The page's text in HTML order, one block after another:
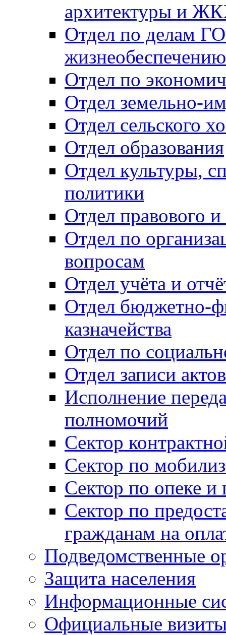
архитектуры и
Отдел по делам
Отдел по
Отдел земельно-
Отдел сельского
Отдел образования
Отдел культуры,
политики
Отдел правового
Отдел по
вопросам
Отдел учёта и
Отдел бюджетно-
казначейства
Отдел по
Отдел записи
Исполнение
полномочий
Сектор
Сектор по
Сектор по опеке и
Сектор по
гражданам на
Подведомственные
Защита населения
Информационные
Официальные